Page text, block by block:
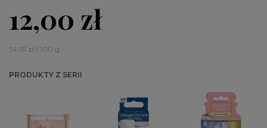
12,00 zł
54,55 zł / 100 g
PRODUKTY Z SERII